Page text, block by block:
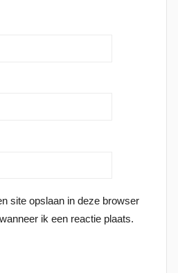
site opslaan in deze browser
ik een reactie plaats.